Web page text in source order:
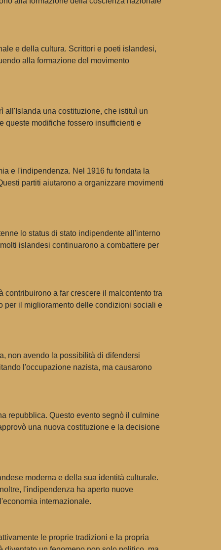
e della cultura. Scrittori e poeti islandesi,
alla formazione del movimento
all'Islanda una costituzione, che istituì un
queste modifiche fossero insufficienti e
e l'indipendenza. Nel 1916 fu fondata la
partiti aiutarono a organizzare movimenti
lo status di stato indipendente all'interno
islandesi continuarono a combattere per
a far crescere il malcontento tra
per il miglioramento delle condizioni sociali e
non avendo la possibilità di difendersi
l'occupazione nazista, ma causarono
repubblica. Questo evento segnò il culmine
una nuova costituzione e la decisione
moderna e della sua identità culturale.
l'indipendenza ha aperto nuove
internazionale.
le proprie tradizioni e la propria